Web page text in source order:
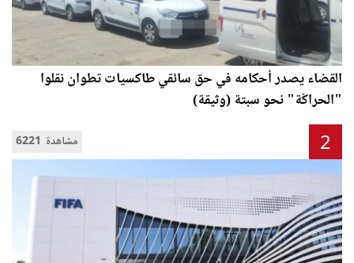
القضاء يصدر أحكامه في حق سائقي طاكسيات تطوان نقلوا
"الحراݣة" نحو سبتة (وثيقة)
6221 مشاهدة 2